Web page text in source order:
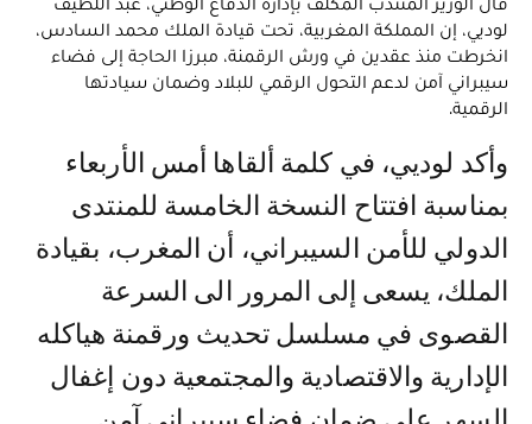
لوديي، إن المملكة المغربية، تحت قيادة الملك محمد السادس،
انخرطت منذ عقدين في ورش الرقمنة، مبرزا الحاجة إلى فضاء
سيبراني آمن لدعم التحول الرقمي للبلاد وضمان سيادتها
الرقمية.
وأكد لوديي، في كلمة ألقاها أمس الأربعاء
بمناسبة افتتاح النسخة الخامسة للمنتدى
الدولي للأمن السيبراني، أن المغرب، بقيادة
الملك، يسعى إلى المرور الى السرعة
القصوى في مسلسل تحديث ورقمنة هياكله
الإدارية والاقتصادية والمجتمعية دون إغفال